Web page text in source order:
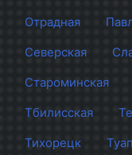
Отрадная
Северская
Староминская
Тбилисская
Тихорецк